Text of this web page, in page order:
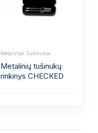
Metaliniai Tušinukai
Metalinių tušinukų
rinkinys CHECKED